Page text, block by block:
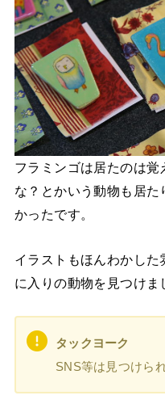
フラミンゴは居たのは
な？とかいう動物も居た
かったです。
イラストもほんわかし
に入りの動物を見つけま
タックヨーク
SNS等は見つけら